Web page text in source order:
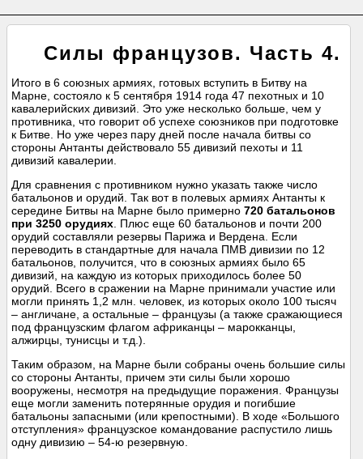
Силы французов. Часть 4.
Итого в 6 союзных армиях, готовых вступить в Битву на
Марне, состояло к 5 сентября 1914 года 47 пехотных и 10
кавалерийских дивизий. Это уже несколько больше, чем у
противника, что говорит об успехе союзников при подготовке
к Битве. Но уже через пару дней после начала битвы со
стороны Антанты действовало 55 дивизий пехоты и 11
дивизий кавалерии.
Для сравнения с противником нужно указать также число
батальонов и орудий. Так вот в полевых армиях Антанты к
середине Битвы на Марне было примерно720 батальонов
при 3250 орудиях . Плюс еще 60 батальонов и почти 200
орудий составляли резервы Парижа и Вердена. Если
переводить в стандартные для начала ПМВ дивизии по 12
батальонов, получится, что в союзных армиях было 65
дивизий, на каждую из которых приходилось более 50
орудий. Всего в сражении на Марне принимали участие или
могли принять 1,2 млн. человек, из которых около 100 тысяч
– англичане, а остальные – французы (а также сражающиеся
под французским флагом африканцы – марокканцы,
алжирцы, тунисцы и т.д.).
Таким образом, на Марне были собраны очень большие силы
со стороны Антанты, причем эти силы были хорошо
вооружены, несмотря на предыдущие поражения. Французы
еще могли заменить потерянные орудия и погибшие
батальоны запасными (или крепостными). В ходе «Большого
отступления» французское командование распустило лишь
одну дивизию – 54-ю резервную.